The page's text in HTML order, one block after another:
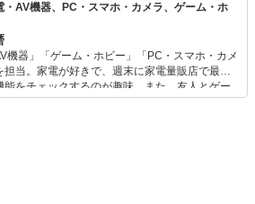
・AV機器、PC・スマホ・カメラ、ゲーム・ホ
機器」「ゲーム・ホビー」「PC・スマホ・カメ
担当。家電が好きで、週末に家電量販店で最新
能をチェックするのが趣味。また、友人とゲー
ながら、新作タイトルやイベント情報もいち早